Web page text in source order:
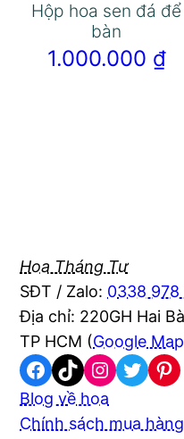
Hộp hoa sen đá để
bàn
1.000.000 ₫
Hoa Tháng Tư
SĐT / Zalo: 0338 978
Địa chỉ: 220GH Hai
TP HCM (Google
Facebook
TikTokInstagram
Twitter
Blog về hoa
Chính sách mua